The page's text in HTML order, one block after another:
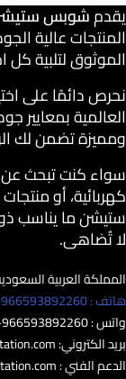
يقدمشوبس
المنتجات عالية
الموثوق لتلبية كل
نحرص دائمًا على
العالمية بمعايير
ومميزة تضمن لك
سواء كنت تبحث عن
كهربائية، أو
ستيشن ما يناسب
لا تُضاهى.
المملكة العربية
هاتف : 966593892260+
واتس : 966593892260+
بريد الكتروني:
الدعم الفني :